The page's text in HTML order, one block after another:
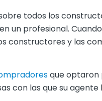
todos los
un profesional.
constructores y las
que optaron
con las que su agente